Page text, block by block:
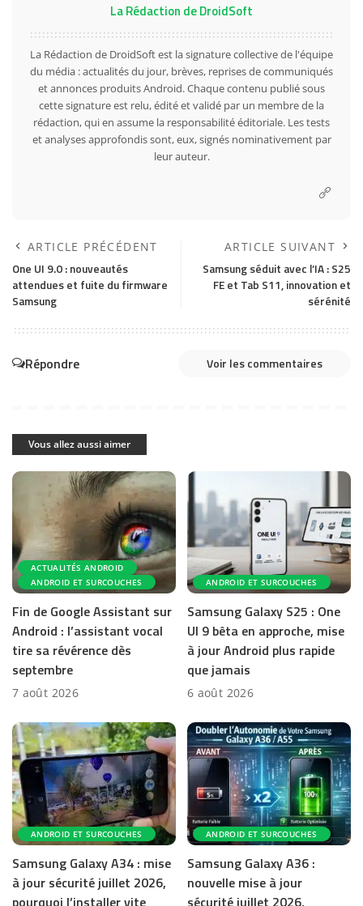
La Rédaction de DroidSoft
La Rédaction de DroidSoft est la signature collective de l'équipe
du média : actualités du jour, brèves, reprises de communiqués
et annonces produits Android. Chaque contenu publié sous
cette signature est relu, édité et validé par un membre de la
rédaction, qui en assume la responsabilité éditoriale. Les tests
et analyses approfondis sont, eux, signés nominativement par
leur auteur.
ARTICLE PRÉCÉDENT
One UI 9.0 : nouveautés
attendues et fuite du firmware
Samsung
ARTICLE SUIVANT
Samsung séduit avec l’IA : S25
FE et Tab S11, innovation et
sérénité
Répondre Voir les commentaires
Vous allez aussi aimer
ACTUALITÉS ANDROID
ANDROID ET SURCOUCHES
Fin de Google Assistant sur
Android : l’assistant vocal
tire sa révérence dès
septembre
7 août 2026
ANDROID ET SURCOUCHES
Samsung Galaxy S25 : One
UI 9 bêta en approche, mise
à jour Android plus rapide
que jamais
6 août 2026
ANDROID ET SURCOUCHES
Samsung Galaxy A34 : mise
à jour sécurité juillet 2026,
pourquoi l’installer vite
ANDROID ET SURCOUCHES
Samsung Galaxy A36 :
nouvelle mise à jour
sécurité juillet 2026,